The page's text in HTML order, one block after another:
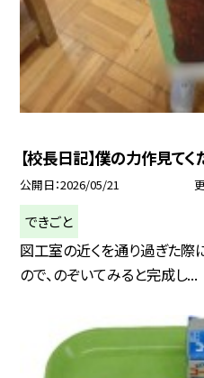
【校長日記】僕の力作見てく
公開日 2026/05/21
できごと
図工室の近くを通り過ぎた際
ので、のぞいてみると完成し...